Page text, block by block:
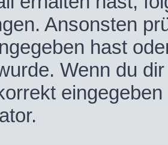
Ansonsten
hast
Wenn du